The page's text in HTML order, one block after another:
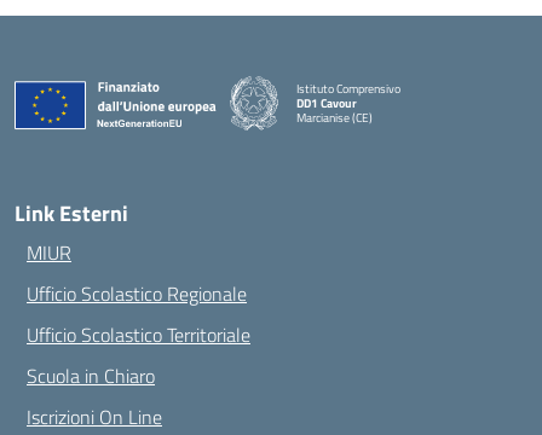
Istituto Comprensivo
DD1 Cavour
Marcianise (CE)
Link Esterni
MIUR
Ufficio Scolastico Regionale
Ufficio Scolastico Territoriale
Scuola in Chiaro
Iscrizioni On Line